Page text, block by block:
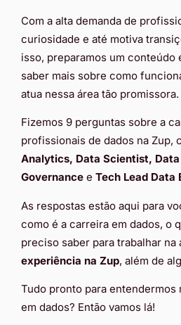
Com a alta demanda de
curiosidade e até motiva
isso, preparamos um conteúdo
saber mais sobre como
atua nessa área tão promissora.
Fizemos 9 perguntas sobre a
profissionais de dados na Zup,
Analytics, Data Scientist, Data
Governance e Tech Lead Data
As respostas estão aqui para
como é a carreira em dados, o
preciso saber para trabalhar na
experiência na Zup, além de
Tudo pronto para entendermos
em dados? Então vamos lá!